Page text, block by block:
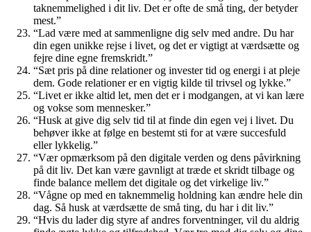
taknemmelighed i dit liv. Det er ofte de små ting, der betyder
mest.”
“Lad være med at sammenligne dig selv med andre. Du har
din egen unikke rejse i livet, og det er vigtigt at værdsætte og
fejre dine egne fremskridt.”
“Sæt pris på dine relationer og invester tid og energi i at pleje
dem. Gode relationer er en vigtig kilde til trivsel og lykke.”
“Livet er ikke altid let, men det er i modgangen, at vi kan lære
og vokse som mennesker.”
“Husk at give dig selv tid til at finde din egen vej i livet. Du
behøver ikke at følge en bestemt sti for at være succesfuld
eller lykkelig.”
“Vær opmærksom på den digitale verden og dens påvirkning
på dit liv. Det kan være gavnligt at træde et skridt tilbage og
finde balance mellem det digitale og det virkelige liv.”
“Vågne op med en taknemmelig holdning kan ændre hele din
dag. Så husk at værdsætte de små ting, du har i dit liv.”
“Hvis du lader dig styre af andres forventninger, vil du aldrig